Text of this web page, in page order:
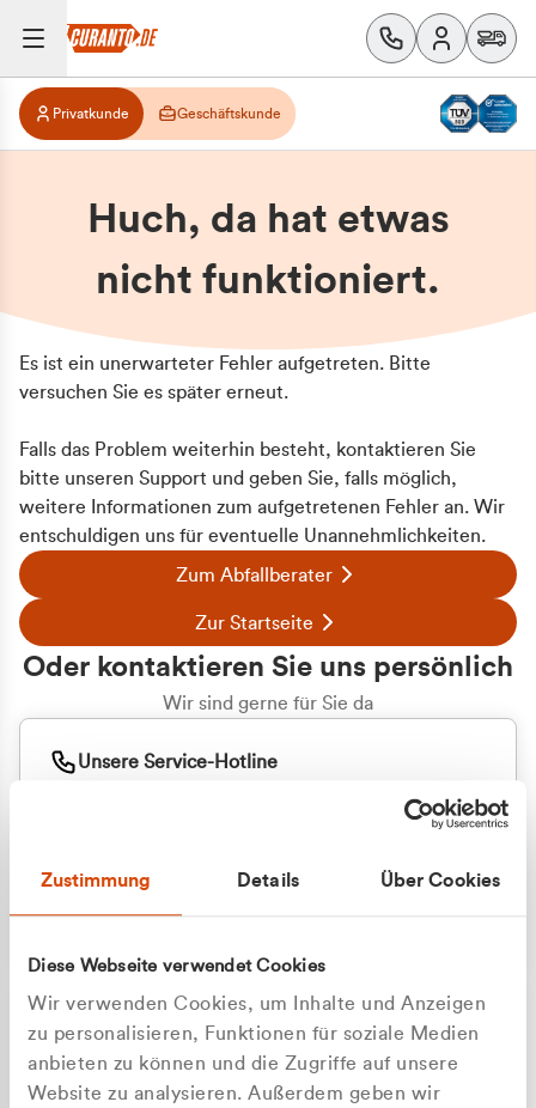
Zustimmung Details Über Cookies
Diese Webseite verwendet Cookies
Wir verwenden Cookies, um Inhalte und Anzeigen
zu personalisieren, Funktionen für soziale Medien
anbieten zu können und die Zugriffe auf unsere
Website zu analysieren. Außerdem geben wir
Privatkunde Geschäftskunde
Huch, da hat etwas
nicht funktioniert.
Es ist ein unerwarteter Fehler aufgetreten. Bitte
versuchen Sie es später erneut.
Falls das Problem weiterhin besteht, kontaktieren Sie
bitte unseren Support und geben Sie, falls möglich,
weitere Informationen zum aufgetretenen Fehler an. Wir
entschuldigen uns für eventuelle Unannehmlichkeiten.
Zum Abfallberater
Zur Startseite
Oder kontaktieren Sie uns persönlich
Wir sind gerne für Sie da
Unsere Service-Hotline
+49 177 8376058